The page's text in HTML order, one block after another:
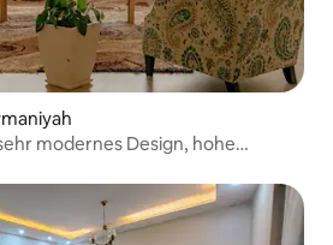
modernes Design, hohe